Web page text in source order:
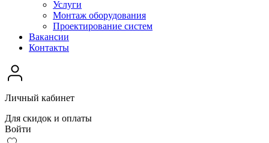
Услуги
Монтаж оборудования
Проектирование систем
Вакансии
Контакты
Личный кабинет
Для скидок и оплаты
Войти